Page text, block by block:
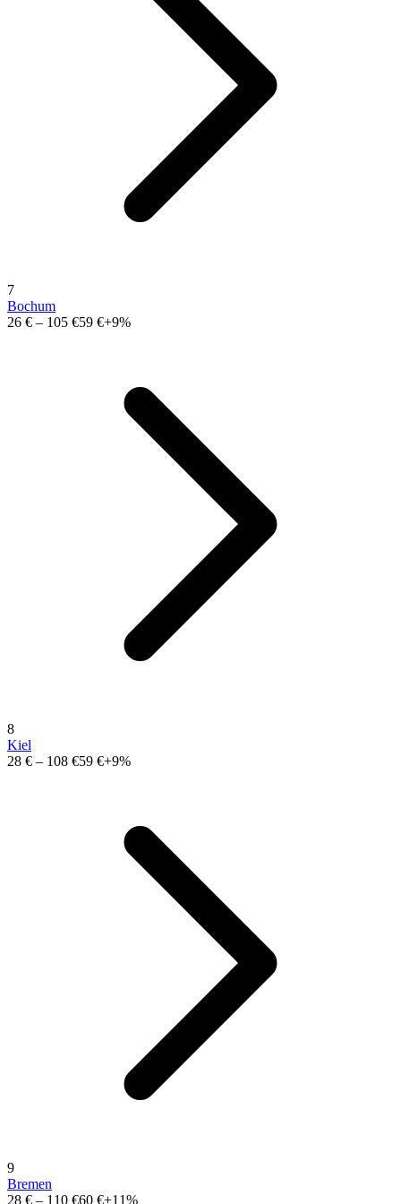
7
Bochum
26 € – 105 €59 €+9%
8
Kiel
28 € – 108 €59 €+9%
9
Bremen
28 € – 110 €60 €+11%